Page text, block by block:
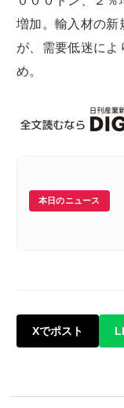
増加。輸入材の新
が、需要低迷によ
め。
本日のニュース
Xでポスト